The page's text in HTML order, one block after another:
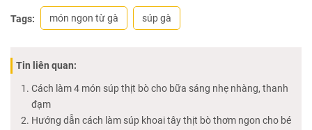
Tags: món ngon từ gà súp gà
Tin liên quan:
Cách làm 4 món súp thịt bò cho bữa sáng nhẹ nhàng, thanh
đạm
Hướng dẫn cách làm súp khoai tây thịt bò thơm ngon cho bé